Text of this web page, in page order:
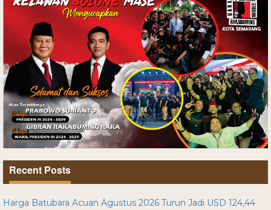
Recent Posts
Harga Batubara Acuan Agustus 2026 Turun Jadi USD 124,44